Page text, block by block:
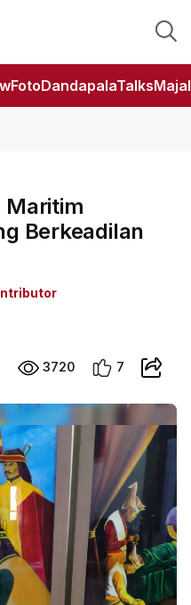
FotoDandapalaTalks
Maritim
Berkeadilan
3720 7